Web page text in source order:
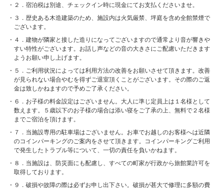
２．宿泊税は別途、チェックイン時に現金にてお支払くださいませ。
３．歴史ある木造建築のため、施設内は火気厳禁、坪庭を含め全館禁煙で
ございます。
４．建物が隣家と接した造りになってございますので通常より音が響きや
すい特性がございます。お話し声などの音の大きさにご配慮いただきます
ようお願い申し上げます。
５．ご利用状況によっては利用方法の改善をお願いさせて頂きます。改善
が見られない場合やむを得ずご退室頂くことがございます。その際のご返
金は致しかねますので予めご了承ください。
６．お子様の料金設定はございません。大人に準じ定員上は１名様として
数えます。５歳以下のお子様の場合は添い寝をご了承の上、無料で２名様
までご宿泊を頂けます。
７．当施設専用の駐車場はございません。お車でお越しのお客様へは近隣
のコインパーキングのご案内をさせて頂きます。コインパーキングご利用
で発生したトラブル等について、一切の責任を負いかねます。
８．当施設は、防災面にも配慮し、すべての町家が行政から旅館業許可を
取得しております。
９．破損や故障の際は必ずお申し出下さい。破損が甚大で修理に多額の費